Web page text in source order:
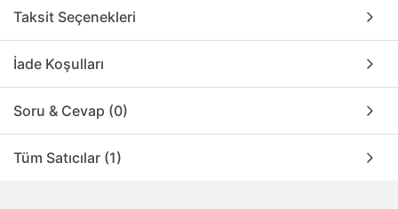
Taksit Seçenekleri
İade Koşulları
Soru & Cevap (0)
Tüm Satıcılar (1)